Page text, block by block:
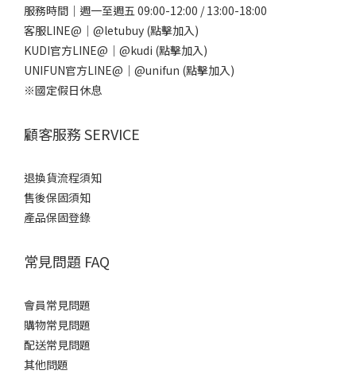
服務時間｜週一至週五 09:00-12:00 / 13:00-18:00
客服LINE@｜ @letubuy (點擊加入)
KUDI官方LINE@｜ @kudi (點擊加入)
UNIFUN官方LINE@｜ @unifun (點擊加入)
※國定假日休息
顧客服務 SERVICE
退換貨流程須知
售後保固須知
產品保固登錄
常見問題 FAQ
會員常見問題
購物常見問題
配送常見問題
其他問題